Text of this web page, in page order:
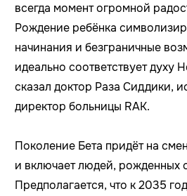
всегда момент огромной
Рождение ребёнка
начинания и безграничные
идеально соответствует духу
сказал доктор Раза Сиддики,
директор больницы RAK.
Поколение Бета придёт на
и включает людей, рожденных
Предполагается, что к 2035